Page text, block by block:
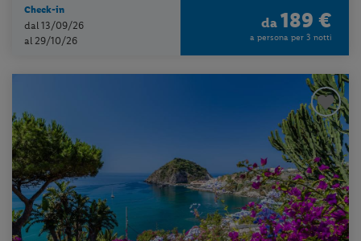
Check-in
dal 13/09/26
al 29/10/26
da 189 €
a persona per 3 notti